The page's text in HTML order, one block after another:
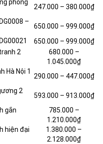
phòng
247.000 – 380.000₫
–
650.000 – 999.000₫
650.000 – 999.000₫
2
680.000 –
1.045.000₫
Hà Nội 1
290.000 – 447.000₫
2
593.000 – 913.000₫
gắn
785.000 –
1.210.000₫
hiện đại
1.380.000 –
2.128.000₫